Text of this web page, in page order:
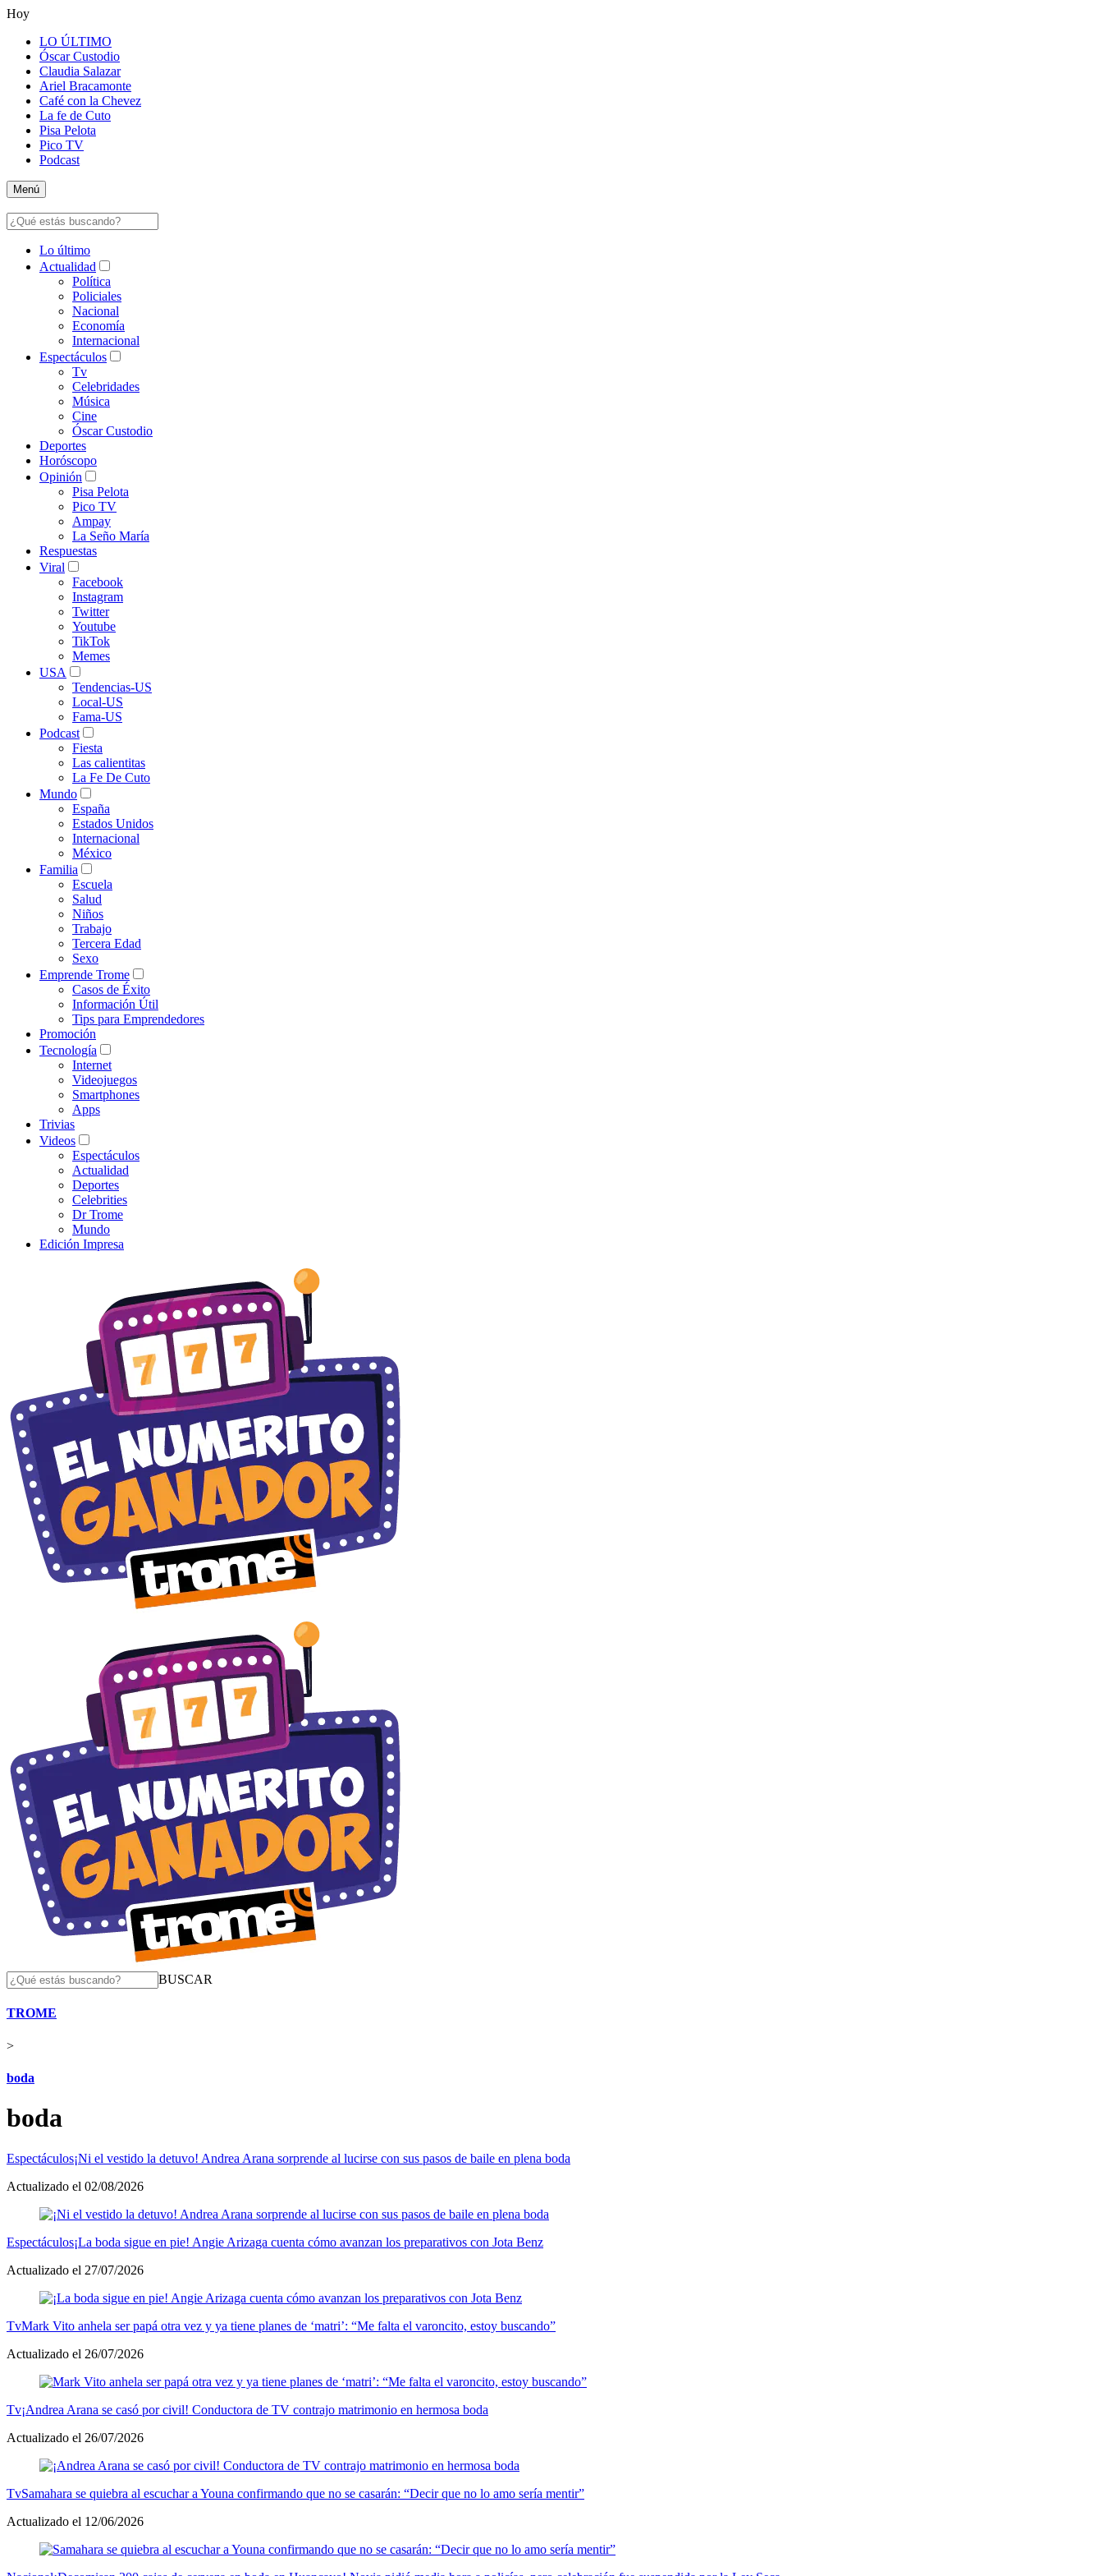
Hoy
LO ÚLTIMO
Óscar Custodio
Claudia Salazar
Ariel Bracamonte
Café con la Chevez
La fe de Cuto
Pisa Pelota
Pico TV
Podcast
Menú
Lo último
Actualidad
Política
Policiales
Nacional
Economía
Internacional
Espectáculos
Tv
Celebridades
Música
Cine
Óscar Custodio
Deportes
Horóscopo
Opinión
Pisa Pelota
Pico TV
Ampay
La Seño María
Respuestas
Viral
Facebook
Instagram
Twitter
Youtube
TikTok
Memes
USA
Tendencias-US
Local-US
Fama-US
Podcast
Fiesta
Las calientitas
La Fe De Cuto
Mundo
España
Estados Unidos
Internacional
México
Familia
Escuela
Salud
Niños
Trabajo
Tercera Edad
Sexo
Emprende Trome
Casos de Éxito
Información Útil
Tips para Emprendedores
Promoción
Tecnología
Internet
Videojuegos
Smartphones
Apps
Trivias
Videos
Espectáculos
Actualidad
Deportes
Celebrities
Dr Trome
Mundo
Edición Impresa
BUSCAR
TROME
>
boda
boda
Espectáculos¡Ni el vestido la detuvo! Andrea Arana sorprende al lucirse con sus pasos de baile en plena boda
Actualizado el 02/08/2026
Espectáculos¡La boda sigue en pie! Angie Arizaga cuenta cómo avanzan los preparativos con Jota Benz
Actualizado el 27/07/2026
TvMark Vito anhela ser papá otra vez y ya tiene planes de ‘matri’: “Me falta el varoncito, estoy buscando”
Actualizado el 26/07/2026
Tv¡Andrea Arana se casó por civil! Conductora de TV contrajo matrimonio en hermosa boda
Actualizado el 26/07/2026
TvSamahara se quiebra al escuchar a Youna confirmando que no se casarán: “Decir que no lo amo sería mentir”
Actualizado el 12/06/2026